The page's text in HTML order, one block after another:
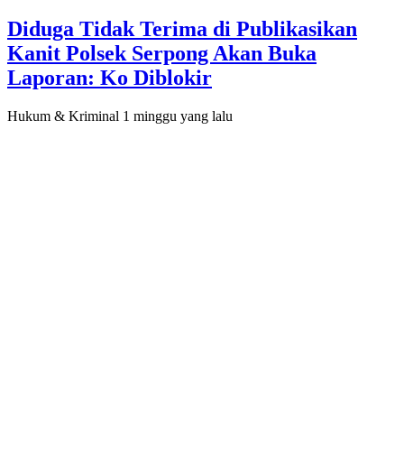
Diduga Tidak Terima di Publikasikan
Kanit Polsek Serpong Akan Buka
Laporan: Ko Diblokir
Hukum & Kriminal 1 minggu yang lalu